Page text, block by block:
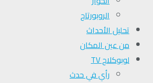
الروبورتاج
تحلیل الأحداث
من عين المكان
لوبوكلاج TV
رأي في حدث